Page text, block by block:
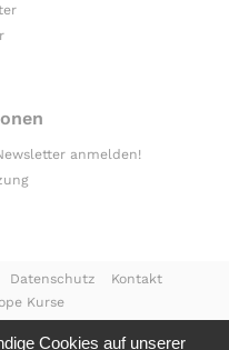
anmelden!
Kurse
Datenschutz Kontakt
Cookies auf unserer